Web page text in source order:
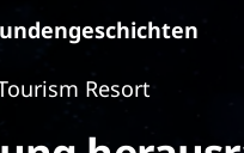
Resort